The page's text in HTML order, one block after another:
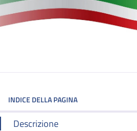
INDICE DELLA PAGINA
Descrizione